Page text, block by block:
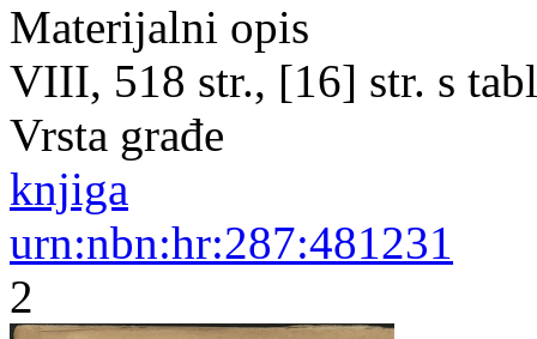
Materijalni opis
VIII, 518 str., [16] str. s
Vrsta građe
knjiga
urn:nbn:hr:287:481231
2